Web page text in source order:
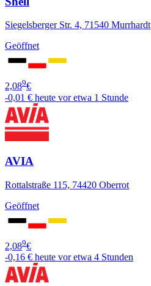
Siegelsberger Str. 4, 71540 Murrhardt
Geöffnet
2,089€
-0,01 € heute vor etwa 1 Stunde
AVIA
Rottalstraße 115, 74420 Oberrot
Geöffnet
2,089€
-0,16 € heute vor etwa 4 Stunden